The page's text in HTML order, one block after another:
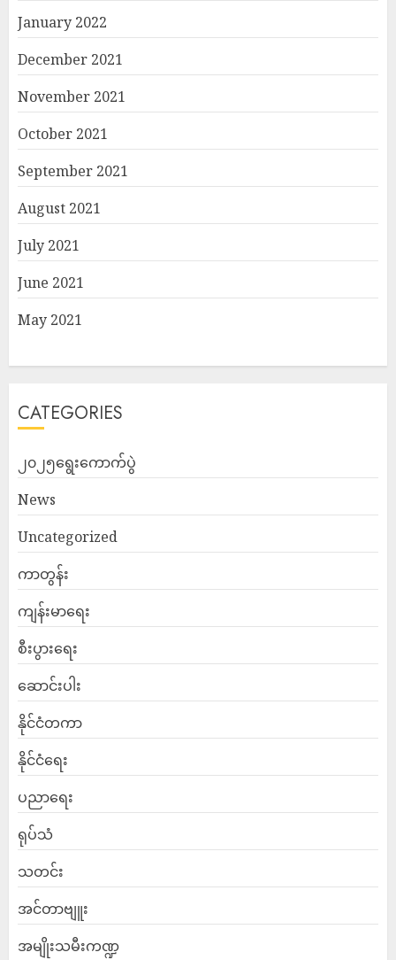
January 2022
December 2021
November 2021
October 2021
September 2021
August 2021
July 2021
June 2021
May 2021
CATEGORIES
၂၀၂၅ရွေးကောက်ပွဲ
News
Uncategorized
ကာတွန်း
ကျန်းမာရေး
စီးပွားရေး
ဆောင်းပါး
နိုင်ငံတကာ
နိုင်ငံရေး
ပညာရေး
ရုပ်သံ
သတင်း
အင်တာဗျူး
အမျိုးသမီးကဏ္ဍ